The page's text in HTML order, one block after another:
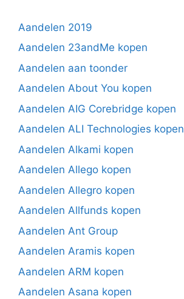
Aandelen 2019
Aandelen 23andMe kopen
Aandelen aan toonder
Aandelen About You kopen
Aandelen AIG Corebridge kopen
Aandelen ALI Technologies kopen
Aandelen Alkami kopen
Aandelen Allego kopen
Aandelen Allegro kopen
Aandelen Allfunds kopen
Aandelen Ant Group
Aandelen Aramis kopen
Aandelen ARM kopen
Aandelen Asana kopen